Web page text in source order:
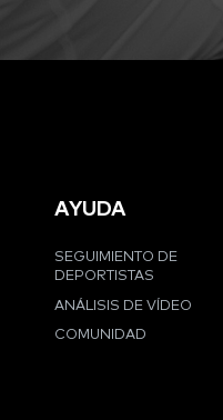
AYUDA
SEGUIMIENTO DE
DEPORTISTAS
ANÁLISIS DE VÍDEO
COMUNIDAD